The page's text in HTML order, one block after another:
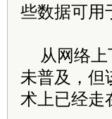
些数据可用
从网络
未普及，但
术上已经走